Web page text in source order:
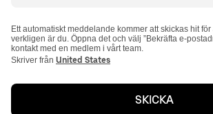
Ett automatiskt meddelande kommer att skickas hit
verkligen är du. Öppna det och välj ”Bekräfta e-
kontakt med en medlem i vårt team.
Skriver från United States
SKICKA